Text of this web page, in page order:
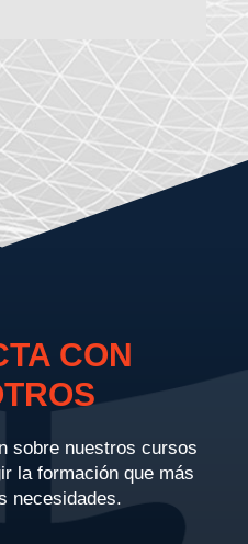
CON
sobre nuestros cursos
la formación que más
necesidades.